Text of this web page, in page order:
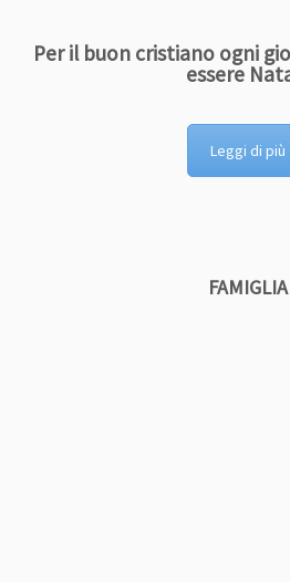
Per il buon cristiano ogni
essere
Leggi di più
FAMIGLIA